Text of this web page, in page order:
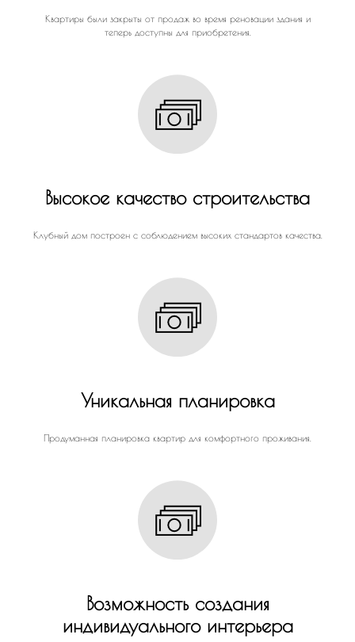
Квартиры были закрыты от продаж во время реновации здания и
теперь доступны для приобретения.
Высокое качество строительства
Клубный дом построен с соблюдением высоких стандартов качества.
Уникальная планировка
Продуманная планировка квартир для комфортного проживания.
Возможность создания
индивидуального интерьера